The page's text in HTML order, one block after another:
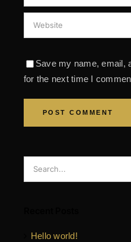
Save my name, email,
for the next time I
Search
for:
Hello world!